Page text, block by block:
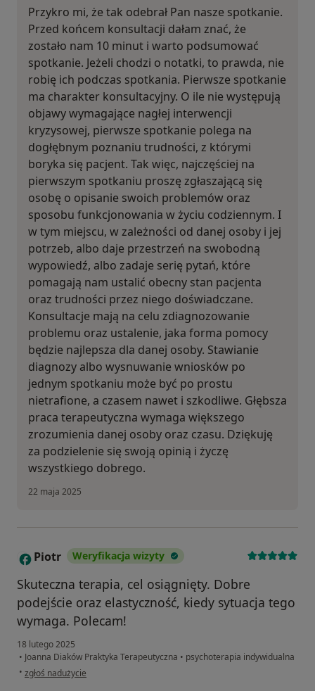
Przykro mi, że tak odebrał Pan nasze spotkanie.
Przed końcem konsultacji dałam znać, że
zostało nam 10 minut i warto podsumować
spotkanie. Jeżeli chodzi o notatki, to prawda, nie
robię ich podczas spotkania. Pierwsze spotkanie
ma charakter konsultacyjny. O ile nie występują
objawy wymagające nagłej interwencji
kryzysowej, pierwsze spotkanie polega na
dogłębnym poznaniu trudności, z którymi
boryka się pacjent. Tak więc, najczęściej na
pierwszym spotkaniu proszę zgłaszającą się
osobę o opisanie swoich problemów oraz
sposobu funkcjonowania w życiu codziennym. I
w tym miejscu, w zależności od danej osoby i jej
potrzeb, albo daje przestrzeń na swobodną
wypowiedź, albo zadaje serię pytań, które
pomagają nam ustalić obecny stan pacjenta
oraz trudności przez niego doświadczane.
Konsultacje mają na celu zdiagnozowanie
problemu oraz ustalenie, jaka forma pomocy
będzie najlepsza dla danej osoby. Stawianie
diagnozy albo wysnuwanie wniosków po
jednym spotkaniu może być po prostu
nietrafione, a czasem nawet i szkodliwe. Głębsza
praca terapeutyczna wymaga większego
zrozumienia danej osoby oraz czasu. Dziękuję
za podzielenie się swoją opinią i życzę
wszystkiego dobrego.
22 maja 2025
P Piotr Weryfikacja wizyty
Skuteczna terapia, cel osiągnięty. Dobre
podejście oraz elastyczność, kiedy sytuacja tego
wymaga. Polecam!
18 lutego 2025
• Joanna Diaków Praktyka Terapeutyczna • psychoterapia indywidualna
• w opinii użytkownika Piotr
zgłoś nadużycie